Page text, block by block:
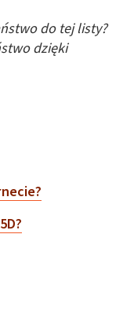
do tej listy?
dzięki